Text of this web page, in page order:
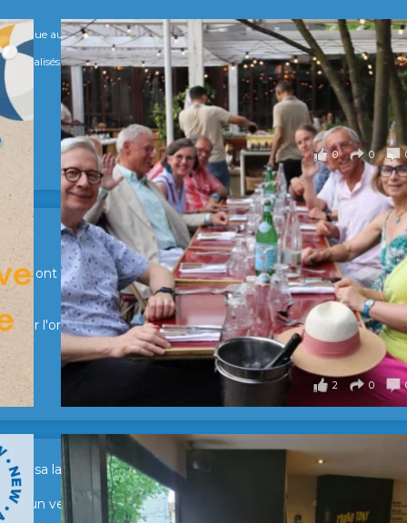
au service de l'humain !
Spécialisés, qui allient excellence technologique et valeurs humaines, au cœur
0 0
ont partagé un moment convivial de retrouvailles et
pour l'organisation !
2 0
sa lancée ! 🚀🚀
d’un verre pour échanger, partager leurs expériences et